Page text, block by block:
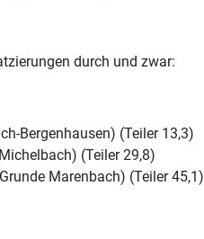
durch und zwar:
Bergenhausen) (Teiler 13,3)
(Teiler 29,8)
Marenbach) (Teiler 45,1)